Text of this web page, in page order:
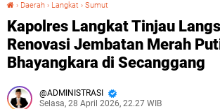
› Daerah › Langkat › Sumut
Kapolres Langkat Tinjau
Renovasi Jembatan Merah
Bhayangkara di Secanggang
ADMINISTRASI
Selasa, 28 April 2026, 22.27 WIB